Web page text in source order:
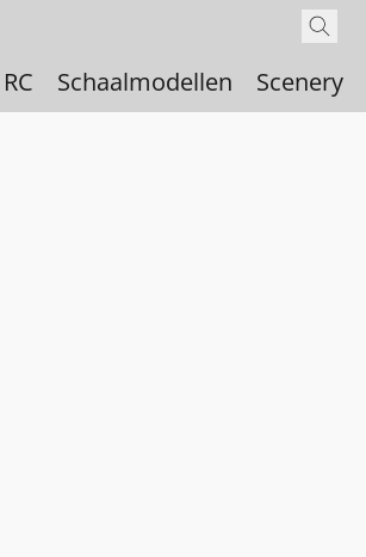
RC Schaalmodellen Scenery